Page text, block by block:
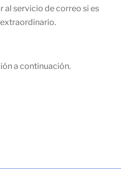
servicio de correo si es
a continuación.